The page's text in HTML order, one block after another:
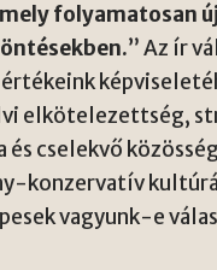
folyamatosan
” Az ír
elkötelezettség,
cselekvő
konzervatív
vagyunk-e